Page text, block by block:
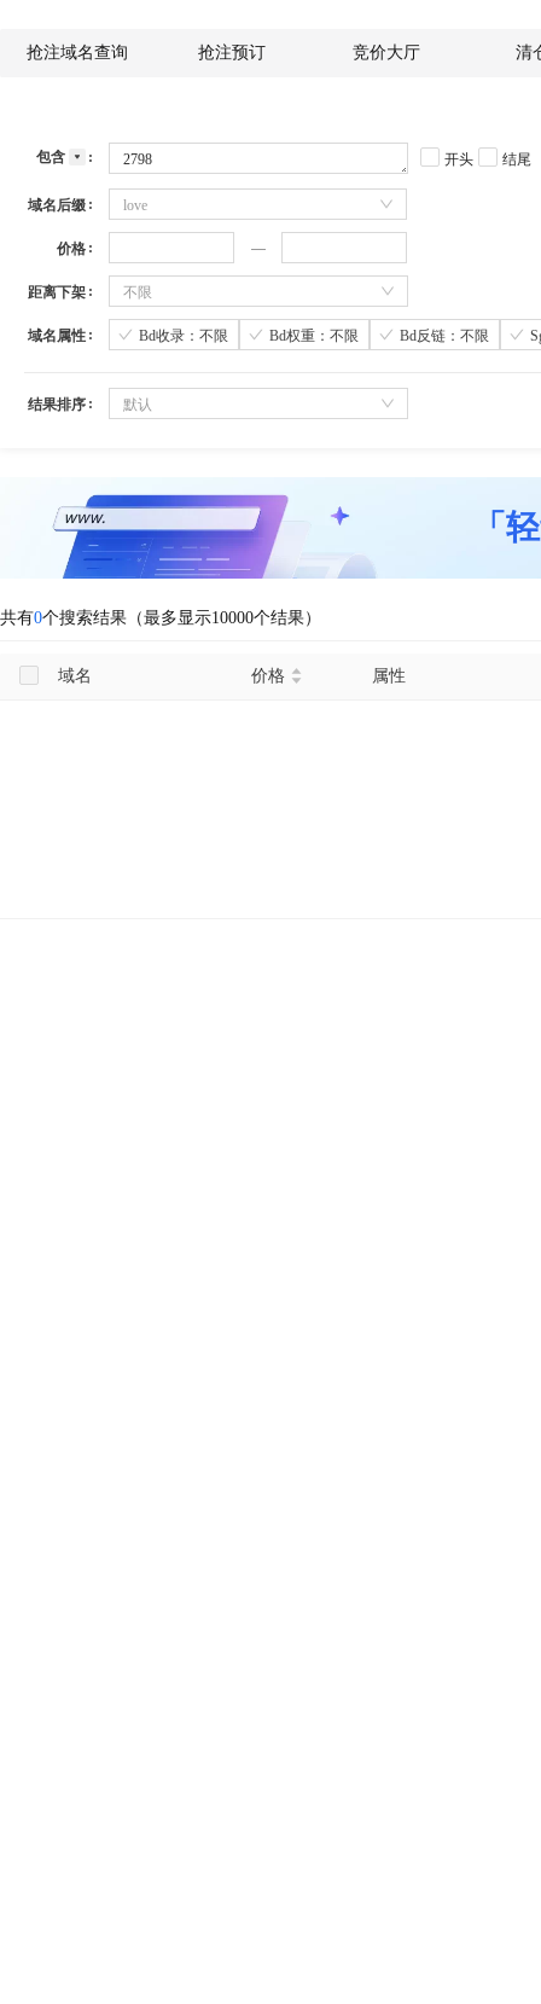
抢注域名查询 抢注预订 竞价大厅 清
包含 开头 结尾
域名后缀 love
价格
距离下架 不限
域名属性 Bd收录：不限 Bd权重：不限 Bd反链：不限
结果排序 默认
「
共有0个搜索结果（最多显示10000个结果）
域名 价格 属性